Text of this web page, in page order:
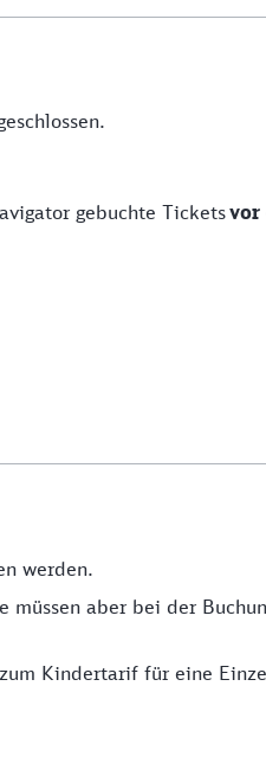
gebuchte Ticketsvor
werden.
aber bei der
Kindertarif für eine